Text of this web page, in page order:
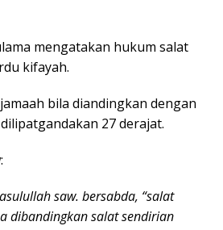
mengatakan hukum salat
kifayah.
bila diandingkan dengan
27 derajat.
saw. bersabda, “salat
dibandingkan salat sendirian